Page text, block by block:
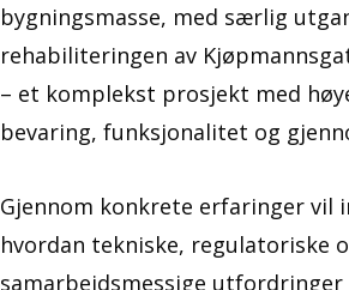
bygningsmasse, med særlig
rehabiliteringen av
– et komplekst prosjekt med
bevaring, funksjonalitet og
Gjennom konkrete erfaringer vil
hvordan tekniske, regulatoriske
samarbeidsmessige utfordringer